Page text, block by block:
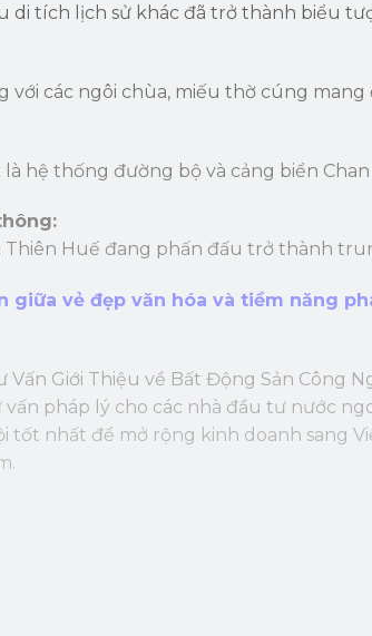
di tích lịch sử khác đã trở thành biểu
các ngôi chùa, miếu thờ cúng mang
hệ thống đường bộ và cảng biển Chan
Huế đang phấn đấu trở thành
giữa vẻ đẹp văn hóa và tiềm năng
Giới Thiệu về Bất Động Sản Công
vấn pháp lý cho các nhà đầu tư nước
tốt nhất để mở rộng kinh doanh sang